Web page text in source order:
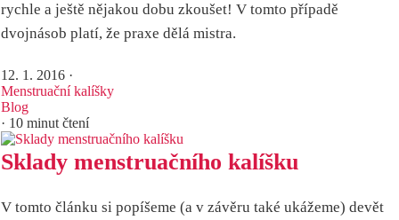
rychle a ještě nějakou dobu zkoušet! V tomto případě
dvojnásob platí, že praxe dělá mistra.
12. 1. 2016 ·
Menstruační kalíšky
Blog
· 10 minut čtení
Sklady menstruačního kalíšku
V tomto článku si popíšeme (a v závěru také ukážeme) devět